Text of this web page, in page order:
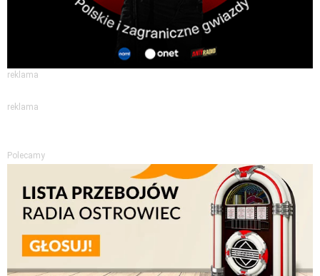
reklama
reklama
Polecamy